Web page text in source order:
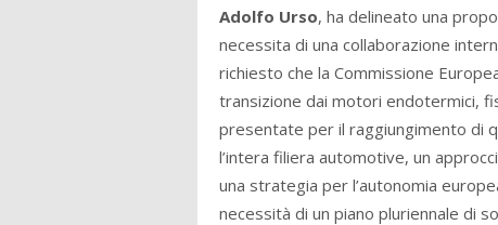
Adolfo Urso, ha delineato una
necessita di una collaborazione
richiesto che la Commissione
transizione dai motori endotermici,
presentate per il raggiungimento di
l’intera filiera automotive, un
una strategia per l’autonomia
necessità di un piano pluriennale di